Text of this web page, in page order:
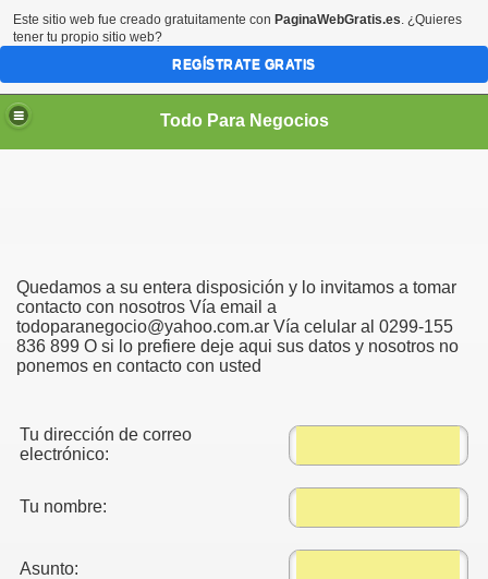
Todo Para Negocios
Quedamos a su entera disposición y lo invitamos a tomar
contacto con nosotros Vía email a
todoparanegocio@yahoo.com.ar Vía celular al 0299-155
836 899 O si lo prefiere deje aqui sus datos y nosotros no
ponemos en contacto con usted
Tu dirección de correo
electrónico:
Tu nombre:
Asunto:
Este sitio web fue creado gratuitamente con PaginaWebGratis.es. ¿Quieres
tener tu propio sitio web?
REGÍSTRATE GRATIS